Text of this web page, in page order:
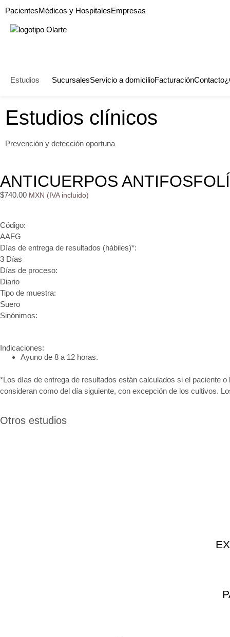
PacientesMédicos y HospitalesEmpresas
Estudios SucursalesServicio a domicilioFacturaciónContacto
Estudios clínicos
Prevención y detección oportuna
ANTICUERPOS
$740.00
Código:
AAFG
Días de entrega de resultados (hábiles)*:
3 Días
Días de proceso:
Diario
Tipo de muestra:
Suero
Sinónimos:
Indicaciones:
Ayuno de 8 a 12 horas.
*Los días de entrega de resultados están calculados si el paciente
consideran como del día siguiente, con excepción de los cultivos.
Otros estudios